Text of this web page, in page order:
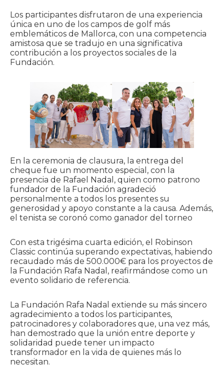
Los participantes disfrutaron de una experiencia
única en uno de los campos de golf más
emblemáticos de Mallorca, con una competencia
amistosa que se tradujo en una significativa
contribución a los proyectos sociales de la
Fundación.
En la ceremonia de clausura, la entrega del
cheque fue un momento especial, con la
presencia de Rafael Nadal, quien como patrono
fundador de la Fundación agradeció
personalmente a todos los presentes su
generosidad y apoyo constante a la causa. Además,
el tenista se coronó como ganador del torneo
Con esta trigésima cuarta edición, el Robinson
Classic continúa superando expectativas, habiendo
recaudado más de 500.000€ para los proyectos de
la Fundación Rafa Nadal, reafirmándose como un
evento solidario de referencia.
La Fundación Rafa Nadal extiende su más sincero
agradecimiento a todos los participantes,
patrocinadores y colaboradores que, una vez más,
han demostrado que la unión entre deporte y
solidaridad puede tener un impacto
transformador en la vida de quienes más lo
necesitan.